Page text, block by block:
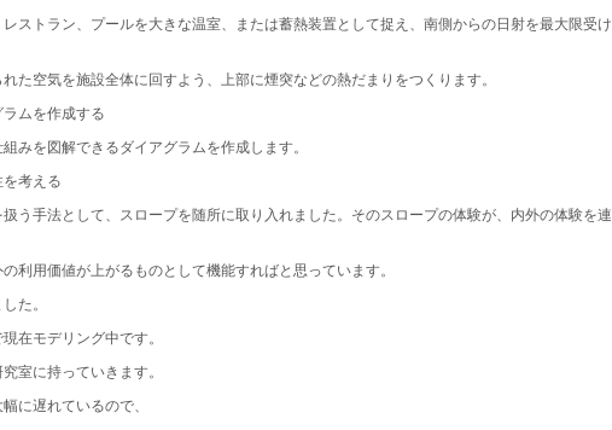
ストラン、プールを大きな温室、または蓄熱装置として捉え、南側からの日射を最大限受け
た空気を施設全体に回すよう、上部に煙突などの熱だまりをつくります。
ラムを作成する
みを図解できるダイアグラムを作成します。
を考える
う手法として、スロープを随所に取り入れました。そのスロープの体験が、内外の体験を連
利用価値が上がるものとして機能すればと思っています。
た。
在モデリング中です。
室に持っていきます。
に遅れているので、